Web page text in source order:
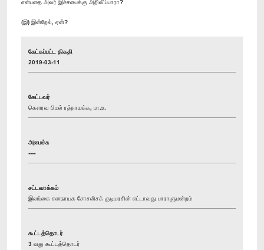
என்பதை அவர் இச்சபைக்கு அறிவிப்பாரா?
(இ) இன்றேல், ஏன்?
கேட்கப்பட்ட திகதி
2019-03-11
கேட்டவர்
கௌரவ பிமல் ரத்நாயக்க, பா.உ.
அமைச்சு
----
சட்டவாக்கம்
இலங்கை சனநாயக சோசலிசக் குடியரசின் எட்டாவது பாராளுமன்றம்
கூட்டத்தொடர்
3 வது கூட்டத்தொடர்